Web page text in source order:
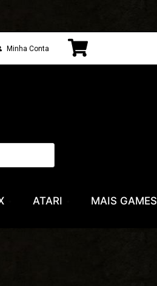
Minha Conta
ATARI MAIS GAMES